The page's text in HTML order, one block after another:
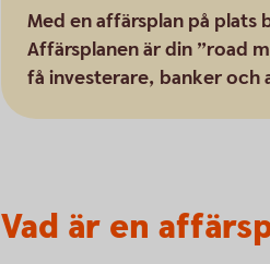
Med en affärsplan på plats
Affärsplanen är din ”road
få investerare, banker och
Vad är en